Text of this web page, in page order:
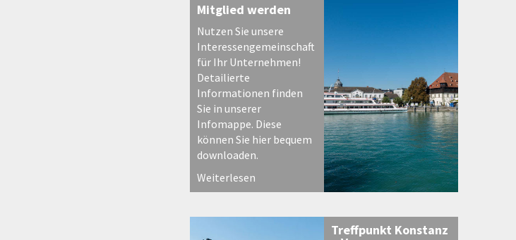
Mitglied werden
Nutzen Sie unsere
Interessengemeinschaft
für Ihr Unternehmen!
Detailierte
Informationen finden
Sie in unserer
Infomappe. Diese
können Sie hier bequem
downloaden.
Weiterlesen
Treffpunkt Konstanz